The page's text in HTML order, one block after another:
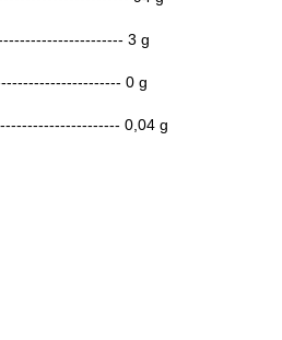
3 g
0 g
0,04 g